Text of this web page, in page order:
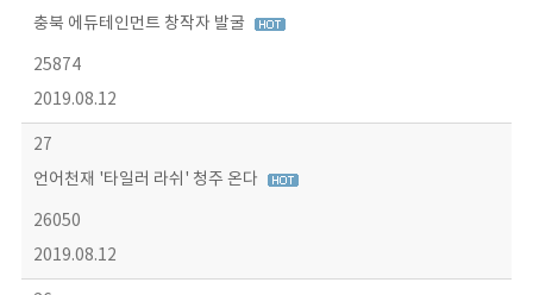
충북 에듀테인먼트 창작자 발굴
25874
2019.08.12
27
언어천재 '타일러 라쉬' 청주 온다
26050
2019.08.12